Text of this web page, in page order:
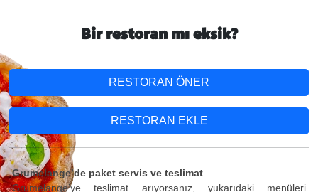
Bir restoran mı eksik?
RESTORAN ÖNER
RESTORAN EKLE
Grumelange’de paket servis ve teslimat
Grumelange’ye teslimat arıyorsanız, yukarıdaki menüleri